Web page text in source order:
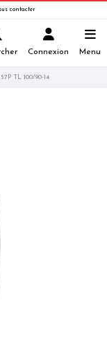
contacter
Connexion Menu
TL 100/90-14